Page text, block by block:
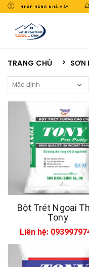
NHẬP HÀNG NHÀ MÁY
TRANG CHỦ SƠN
Bột Trét Ngoại
Tony
Liên hệ: